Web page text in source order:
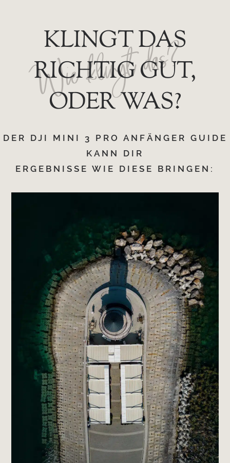
KLINGT DAS
RICHTIG GUT,
ODER WAS?
Wie klingt das?
DER DJI MINI 3 PRO ANFÄNGER GUIDE
KANN DIR
ERGEBNISSE WIE DIESE BRINGEN: